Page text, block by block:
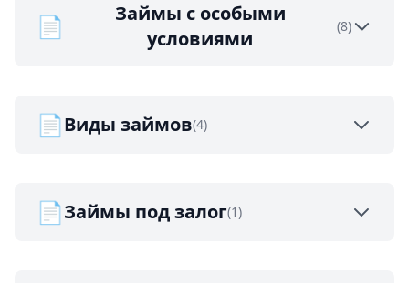
📄
Займы с особыми
условиями
(8)
📄Виды займов(4)
📄Займы под залог(1)